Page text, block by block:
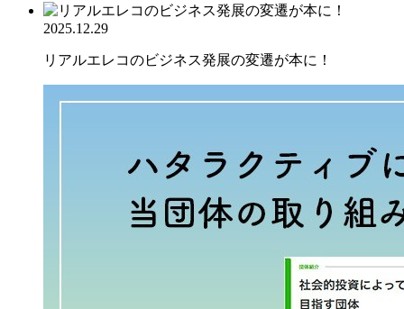
2025.12.29
リアルエレコのビジネス発展の変遷が本に！